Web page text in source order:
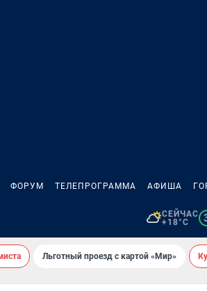
ФОРУМ ТЕЛЕПРОГРАММА АФИША
СЕЙЧАС
+18°C
Льготный проезд с картой «Мир»